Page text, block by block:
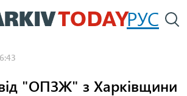
Перейти
до
РУС
"ОПЗЖ" з Харківщини